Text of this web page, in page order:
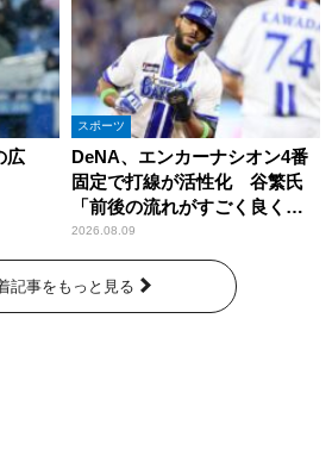
広
スポーツ
DeNA、エンカーナシオン4番
固定で打線が活性化 谷繁氏
「前後の流れがすごく良くな
りましたね」
2026.08.09
記事をもっと見る